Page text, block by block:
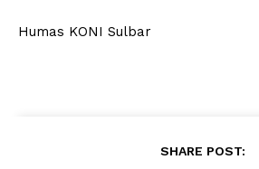
Humas KONI Sulbar
SHARE POST: